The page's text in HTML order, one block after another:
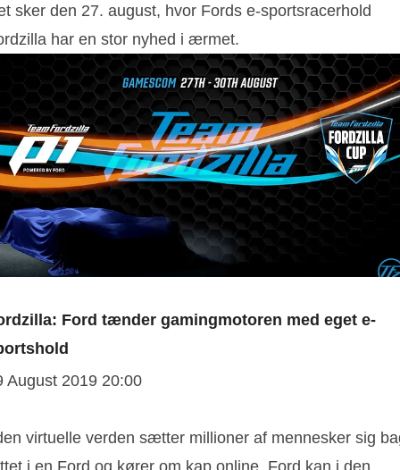
sker den 27. august, hvor Fords e-sportsracerhold
har en stor nyhed i ærmet.
Ford tænder gamingmotoren med eget e-
August 2019 20:00
virtuelle verden sætter millioner af mennesker sig
i en Ford og kører om kap online. Ford kan i den